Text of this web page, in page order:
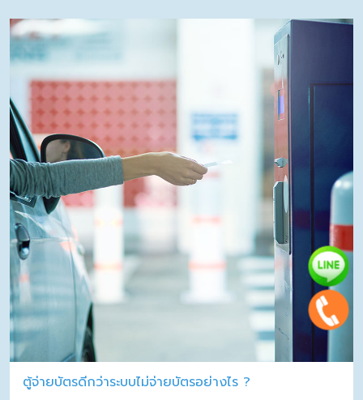
ตู้จ่ายบัตรดีกว่าระบบไม่จ่ายบัตรอย่างไร ?